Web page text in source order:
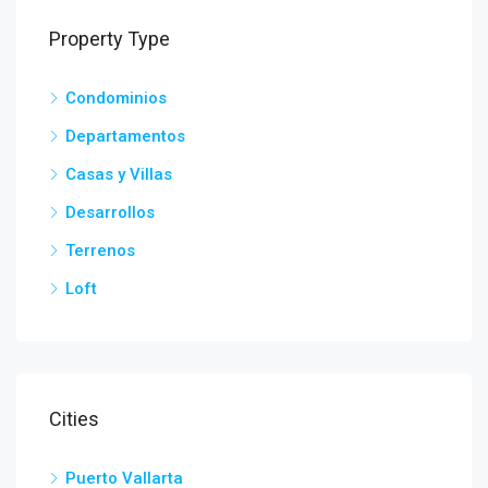
Property Type
Condominios
Departamentos
Casas y Villas
Desarrollos
Terrenos
Loft
Cities
Puerto Vallarta